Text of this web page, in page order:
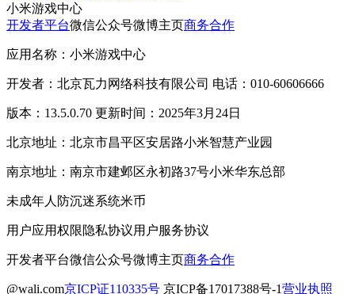
小米游戏中心
开发者平台微信公众号微博主页商务合作
应用名称：小米游戏中心
开发者：北京瓦力网络科技有限公司 电话：010-60606666
版本：13.5.0.70 更新时间：2025年3月24日
北京地址：北京市昌平区安居路小米智慧产业园
南京地址：南京市建邺区永初路37号小米华东总部
未成年人防沉迷系统米币
用户应用权限隐私协议用户服务协议
开发者平台微信公众号微博主页商务合作
@wali.com京ICP证110335号 京ICP备17017388号-1营业执照